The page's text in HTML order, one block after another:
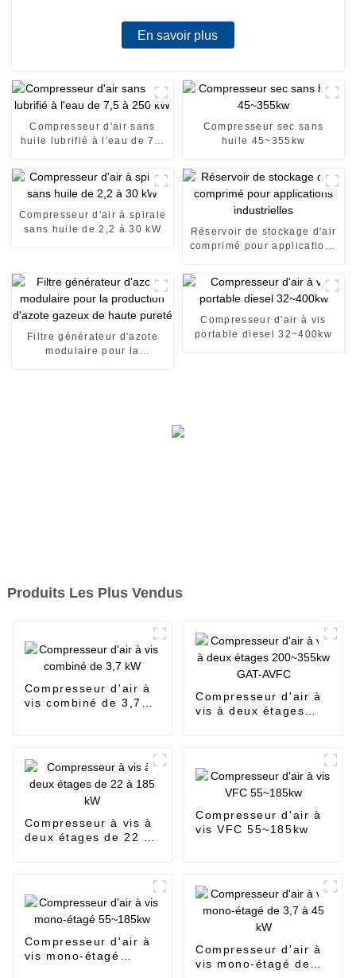
En savoir plus
Compresseur d'air sans
huile lubrifié à l'eau de 7,5
Compresseur sec sans
huile 45~355kw
Compresseur d'air à spirale
sans huile de 2,2 à 30 kW
Réservoir de stockage d'air
comprimé pour applications
Filtre générateur d'azote
modulaire pour la
Compresseur d'air à vis
portable diesel 32~400kw
Produits Les Plus Vendus
Compresseur d'air à
vis combiné de 3,7
Compresseur d'air à
vis à deux étages
Compresseur à vis à
deux étages de 22 à
Compresseur d'air à
vis VFC 55~185kw
Compresseur d'air à
vis mono-étagé
Compresseur d'air à
vis mono-étagé de